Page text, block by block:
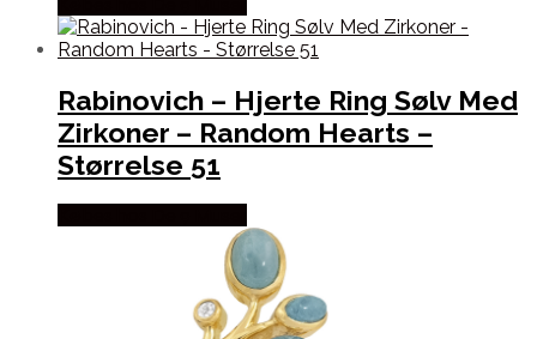
Rabinovich – Hjerte Ring Sølv Med
Zirkoner – Random Hearts –
Størrelse 51